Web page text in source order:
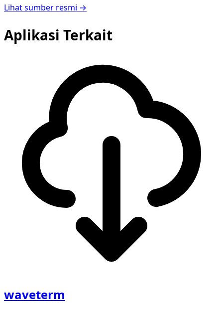
Lihat sumber resmi →
Aplikasi Terkait
waveterm